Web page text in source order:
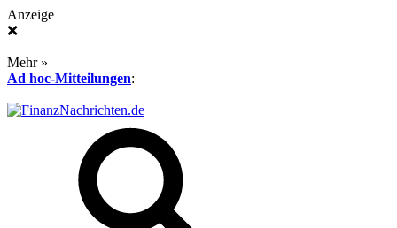
Anzeige
❌
Mehr »
Ad hoc-Mitteilungen: